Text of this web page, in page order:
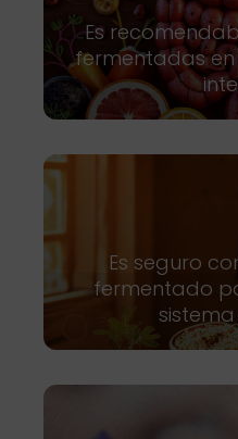
Es
fermentadas
Es seguro
fermentado